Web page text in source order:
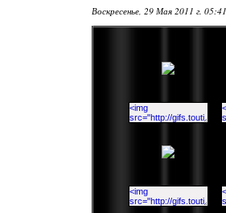
Воскресенье, 29 Мая 2011 г.